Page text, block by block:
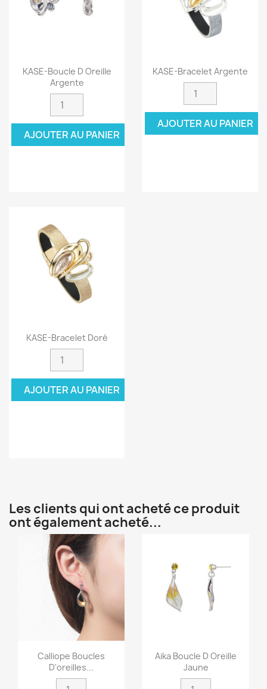
KASE-Boucle D Oreille
Argente
AJOUTER AU PANIER
KASE-Bracelet Argente
AJOUTER AU PANIER
KASE-Bracelet Doré
AJOUTER AU PANIER
Les clients qui ont acheté ce produit
ont également acheté...
Calliope Boucles
D'oreilles...
Aika Boucle D Oreille
Jaune